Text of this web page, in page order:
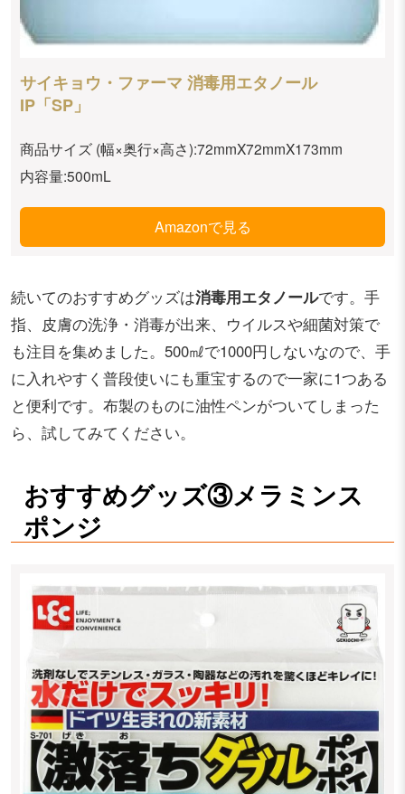
サイキョウ・ファーマ 消毒用エタノール
IP「SP」
商品サイズ (幅×奥行×高さ):72mmX72mmX173mm
内容量:500mL
Amazonで見る
続いてのおすすめグッズは消毒用エタノールです。手
指、皮膚の洗浄・消毒が出来、ウイルスや細菌対策で
も注目を集めました。500㎖で1000円しないなので、手
に入れやすく普段使いにも重宝するので一家に1つある
と便利です。布製のものに油性ペンがついてしまった
ら、試してみてください。
おすすめグッズ③メラミンス
ポンジ